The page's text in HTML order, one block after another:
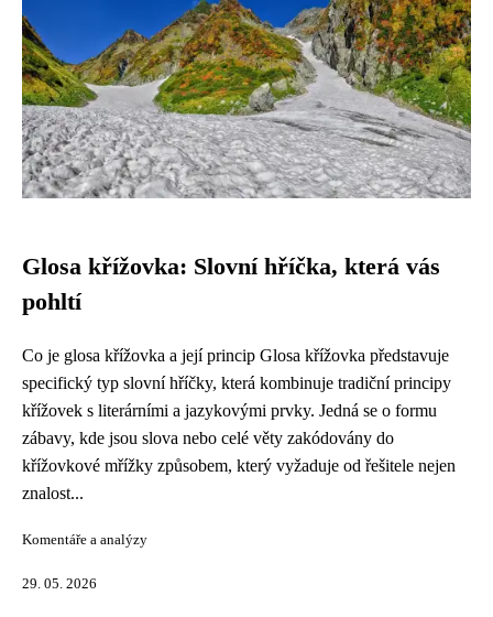
Glosa křížovka: Slovní hříčka, která vás
pohltí
Co je glosa křížovka a její princip Glosa křížovka představuje
specifický typ slovní hříčky, která kombinuje tradiční principy
křížovek s literárními a jazykovými prvky. Jedná se o formu
zábavy, kde jsou slova nebo celé věty zakódovány do
křížovkové mřížky způsobem, který vyžaduje od řešitele nejen
znalost...
Komentáře a analýzy
29. 05. 2026